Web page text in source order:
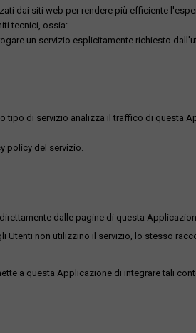
dai siti web per rendere più efficiente
tecnici, ossia:
un servizio esplicitamente richiesto
tipo di servizio analizza il traffico di questa
policy del servizio.
dalle pagine di questa
non utilizzino il servizio, lo stesso
a questa Applicazione di integrare tali